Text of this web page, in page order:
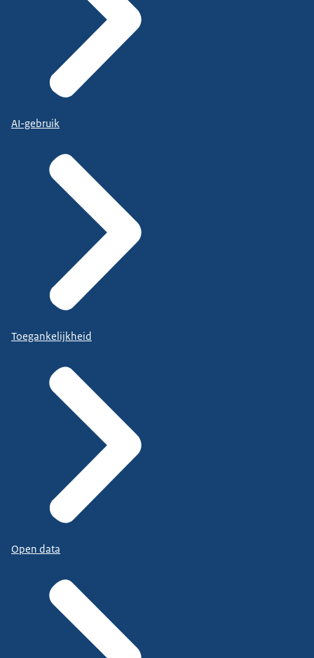
AI-gebruik
Toegankelijkheid
Open data